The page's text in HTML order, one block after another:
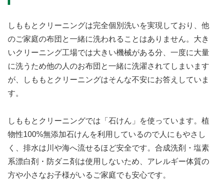
しももとクリーニングは完全個別洗いを実現しており、他
のご家庭の布団と一緒に洗われることはありません。大き
いクリーニング工場では大きい機械がある分、一度に大量
に洗うため他の人のお布団と一緒に洗濯されてしまいます
が、しももとクリーニングはそんな不安にお答えしていま
す。
しももとクリーニングでは「石けん」を使っています。植
物性100%無添加石けんを利用しているので人にもやさし
く、排水は川や海へ流せるほど安全です。合成洗剤・塩素
系漂白剤・防ダニ剤は使用しないため、アレルギー体質の
方や小さなお子様がいるご家庭でも安心です。